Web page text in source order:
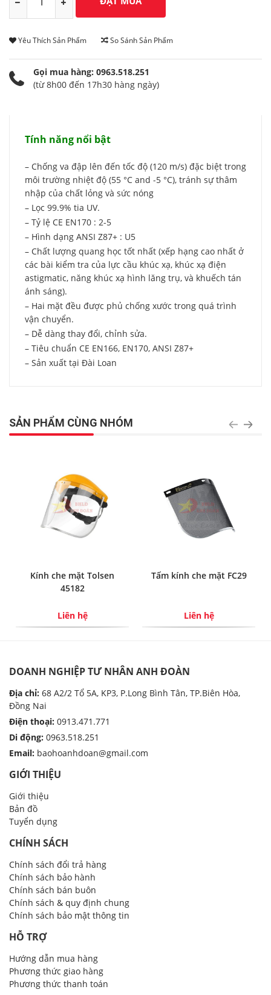
Yêu Thích Sản Phẩm So Sánh Sản Phẩm
Gọi mua hàng: 0963.518.251
(từ 8h00 đến 17h30 hàng ngày)
Tính năng nổi bật
– Chống va đập lên đến tốc độ (120 m/s) đặc biệt trong
môi trường nhiệt độ (55 °C and -5 °C), tránh sự thâm
nhập của chất lỏng và sức nóng
– Lọc 99.9% tia UV.
– Tỷ lệ CE EN170 : 2-5
– Hình dạng ANSI Z87+ : U5
– Chất lượng quang học tốt nhất (xếp hạng cao nhất ở
các bài kiểm tra của lực cầu khúc xạ, khúc xạ điện
astigmatic, năng khúc xạ hình lăng trụ, và khuếch tán
ánh sáng).
– Hai mặt đều được phủ chống xước trong quá trình
vận chuyển.
– Dễ dàng thay đổi, chỉnh sửa.
– Tiêu chuẩn CE EN166, EN170, ANSI Z87+
– Sản xuất tại Đài Loan
SẢN PHẨM CÙNG NHÓM
Kính che mặt Tolsen
45182
Liên hệ
Tấm kính che mặt FC29
Liên hệ
DOANH NGHIỆP TƯ NHÂN ANH ĐOÀN
Địa chỉ: 68 A2/2 Tổ 5A, KP3, P.Long Bình Tân, TP.Biên Hòa,
Đồng Nai
Điện thoại: 0913.471.771
Di động: 0963.518.251
Email: baohoanhdoan@gmail.com
GIỚI THIỆU
Giới thiệu
Bản đồ
Tuyển dụng
CHÍNH SÁCH
Chính sách đổi trả hàng
Chính sách bảo hành
Chính sách bán buôn
Chính sách & quy định chung
Chính sách bảo mật thông tin
HỖ TRỢ
Hướng dẫn mua hàng
Phương thức giao hàng
Phương thức thanh toán